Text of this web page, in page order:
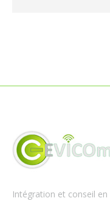
Intégration et conseil